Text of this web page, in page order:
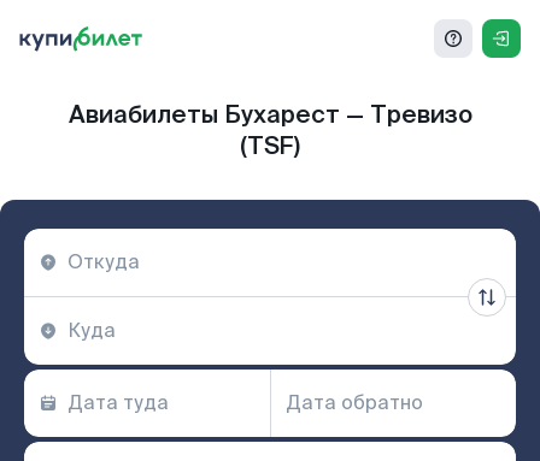
Авиабилеты Бухарест — Тревизо
(TSF)